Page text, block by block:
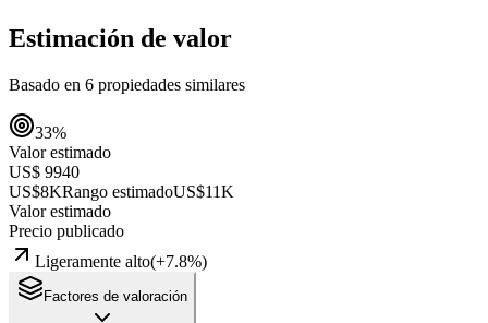
Estimación de valor
Basado en 6 propiedades similares
33%
Valor estimado
US$ 9940
US$8KRango estimadoUS$11K
Valor estimado
Precio publicado
Ligeramente alto(+7.8%)
Factores de valoración